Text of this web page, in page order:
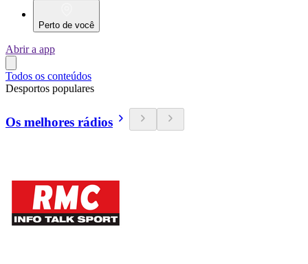
Perto de você
Abrir a app
Todos os conteúdos
Desportos populares
Os melhores rádios